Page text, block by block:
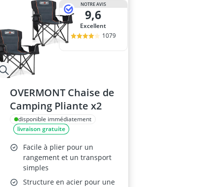
NOTRE AVIS
9,6
Excellent
1079
OVERMONT Chaise de
Camping Pliante x2
disponible immédiatement
livraison gratuite
Facile à plier pour un
rangement et un transport
simples
Structure en acier pour une